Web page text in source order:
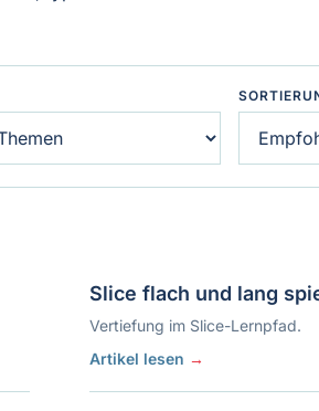
Slice flach und lang
Vertiefung im Slice-Lernpfad.
Artikel lesen →